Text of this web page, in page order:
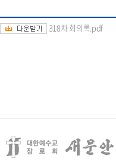
318차 회의록.pdf